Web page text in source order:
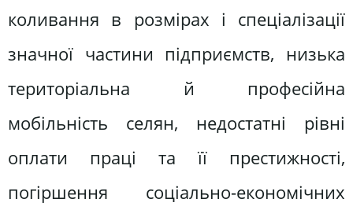
коливання в розмірах і спеціалізації
значної частини підприємств, низька
територіальна й професійна
мобільність селян, недостатні рівні
оплати праці та її престижності,
погіршення соціально-економічних